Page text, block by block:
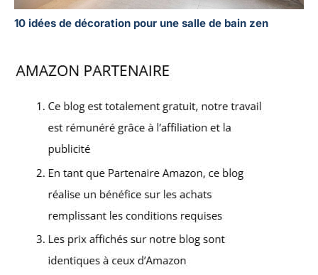
10 idées de décoration pour une salle de bain zen